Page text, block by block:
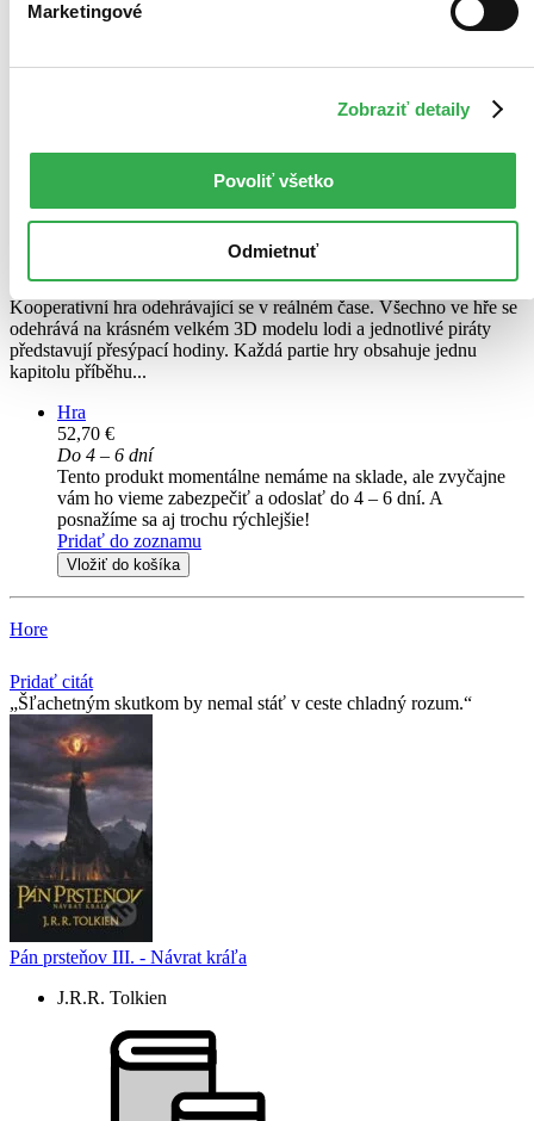
Marketingové
Zobraziť detaily
Povoliť všetko
Odmietnuť
Příběhy pirátů
Asger Harding Granerud
Kooperativní hra odehrávající se v reálném čase. Všechno ve hře se
odehrává na krásném velkém 3D modelu lodi a jednotlivé piráty
představují přesýpací hodiny. Každá partie hry obsahuje jednu
kapitolu příběhu...
Hra
52,70 €
Do 4 – 6 dní
Tento produkt momentálne nemáme na sklade, ale zvyčajne
vám ho vieme zabezpečiť a odoslať do 4 – 6 dní. A
posnažíme sa aj trochu rýchlejšie!
Pridať do zoznamu
Vložiť do košíka
Hore
Pridať citát
Šľachetným skutkom by nemal stáť v ceste chladný rozum.
Pán prsteňov III. - Návrat kráľa
J.R.R. Tolkien